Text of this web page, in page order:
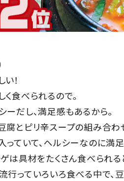
！
く食べられるので。
ーだし、満足感もあるから。
腐とピリ辛スープの組み合わ
っていて、ヘルシーなのに満
ゲは具材をたくさん食べられる
行っていろいろ食べる中で